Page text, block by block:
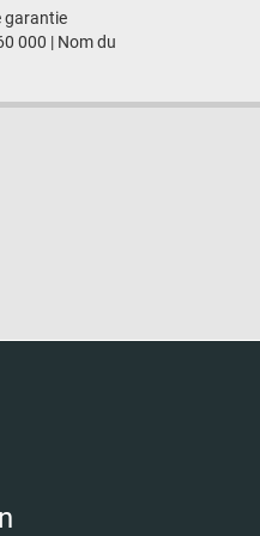
garantie
000 | Nom du